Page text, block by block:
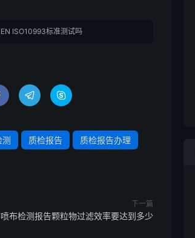
ISO10993标准测试吗
 
测 质检报告 质检报告办理
下一篇
布检测报告颗粒物过滤效率要达到多少